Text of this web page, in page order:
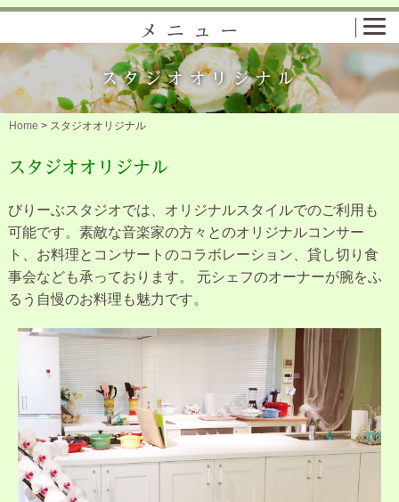
メニュー
スタジオオリジナル
Home > スタジオオリジナル
スタジオオリジナル
びりーぶスタジオでは、オリジナルスタイルでのご利用も
可能です。素敵な音楽家の方々とのオリジナルコンサー
ト、お料理とコンサートのコラボレーション、貸し切り食
事会なども承っております。 元シェフのオーナーが腕をふ
るう自慢のお料理も魅力です。